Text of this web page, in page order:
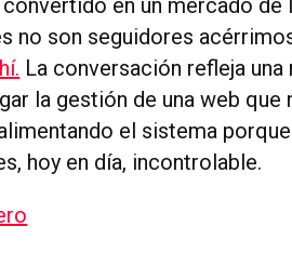
no son seguidores
La conversación refleja
la gestión de una web
el sistema
hoy en día, incontrolable.